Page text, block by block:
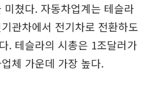
쳤다. 자동차업계는 테슬라
관차에서 전기차로 전환하도
. 테슬라의 시총은 1조달러가
체 가운데 가장 높다.